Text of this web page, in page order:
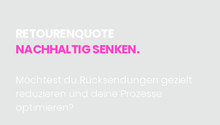
RETOURENQUOTE
NACHHALTIG SENKEN.
Möchtest du Rücksendungen gezielt
reduzieren und deine Prozesse
optimieren?